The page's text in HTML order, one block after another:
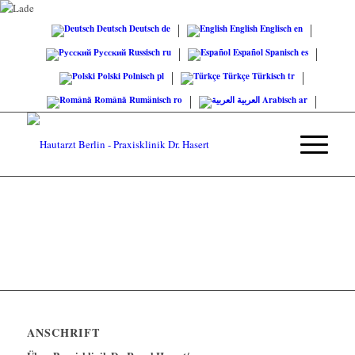
DeutschDeutschde EnglishEnglischen
РусскийRussischru EspañolSpanisches
PolskiPolnischpl TürkçeTürkischtr
RomânăRumänischro العربيةArabischar
ANSCHRIFT